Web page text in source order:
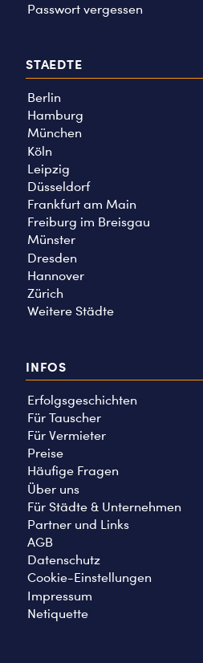
Passwort vergessen
STAEDTE
Berlin
Hamburg
München
Köln
Leipzig
Düsseldorf
Frankfurt am Main
Freiburg im Breisgau
Münster
Dresden
Hannover
Zürich
Weitere Städte
INFOS
Erfolgsgeschichten
Für Tauscher
Für Vermieter
Preise
Häufige Fragen
Über uns
Für Städte & Unternehmen
Partner und Links
AGB
Datenschutz
Cookie-Einstellungen
Impressum
Netiquette